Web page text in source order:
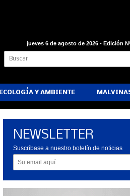
jueves 6 de agosto de 2026 - Edición
ECOLOGÍA Y AMBIENTE
NEWSLETTER
Suscríbase a nuestro boletín de noticias